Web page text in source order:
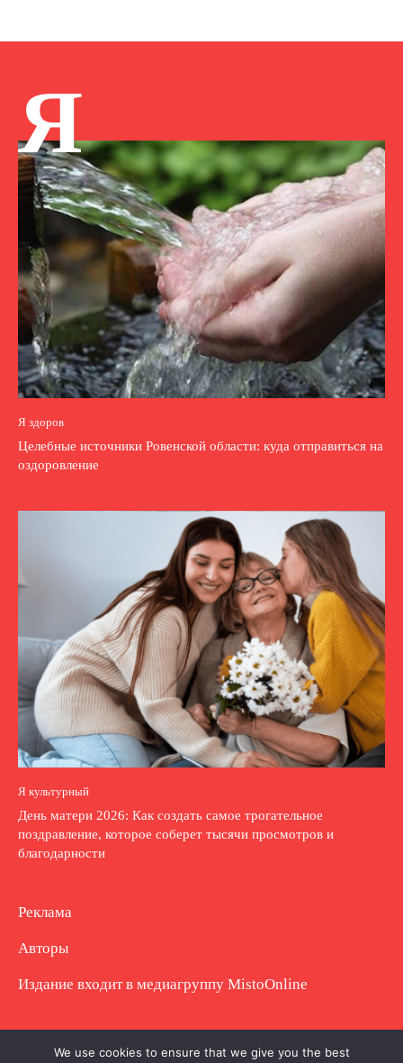
Я
Я здоров
Целебные источники Ровенской области: куда отправиться на
оздоровление
Я культурный
День матери 2026: Как создать самое трогательное
поздравление, которое соберет тысячи просмотров и
благодарности
Реклама
Авторы
Издание входит в медиагруппу MistoOnline
Copyright © Полное использование материала
We use cookies to ensure that we give you the best